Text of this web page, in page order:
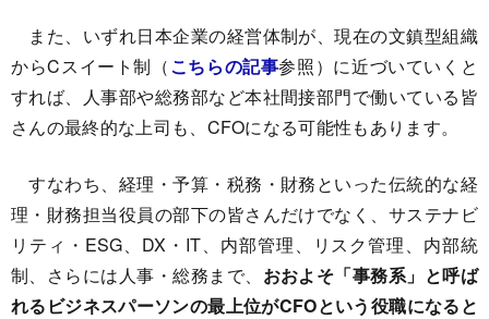
また、いずれ日本企業の経営体制が、現在の文鎮型組織
からCスイート制（ こちらの記事参照）に近づいていくと
すれば、人事部や総務部など本社間接部門で働いている皆
さんの最終的な上司も、CFOになる可能性もあります。
すなわち、経理・予算・税務・財務といった伝統的な経
理・財務担当役員の部下の皆さんだけでなく、サステナビ
リティ・ESG、DX・IT、内部管理、リスク管理、内部統
制、さらには人事・総務まで、 おおよそ「事務系」と呼ば
れるビジネスパーソンの最上位がCFOという役職になると